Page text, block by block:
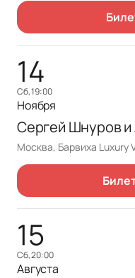
14
сб, 19:00
Ноября
Сергей Шнуров
Москва, Барвиха Luxury
15
сб, 20:00
Августа